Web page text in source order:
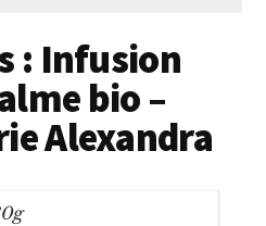
: Infusion
bio –
Alexandra